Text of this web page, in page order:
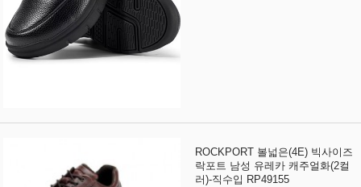
ROCKPORT 볼넓은(4E) 빅사이즈
락포트 남성 유레카 캐주얼화(2컬
러)-직수입 RP49155